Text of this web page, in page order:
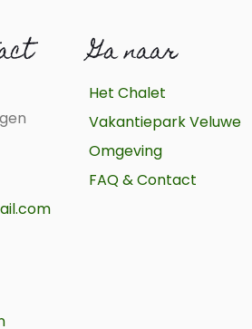
Ga naar
Het Chalet
Vakantiepark Veluwe
Omgeving
FAQ & Contact